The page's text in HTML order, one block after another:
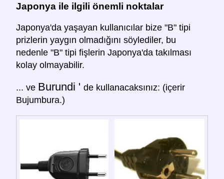
Japonya ile ilgili önemli noktalar
Japonya'da yaşayan kullanıcılar bize "B" tipi
prizlerin yaygın olmadığını söylediler, bu
nedenle "B" tipi fişlerin Japonya'da takılması
kolay olmayabilir.
... ve Burundi ' de kullanacaksınız: (içerir
Bujumbura.)